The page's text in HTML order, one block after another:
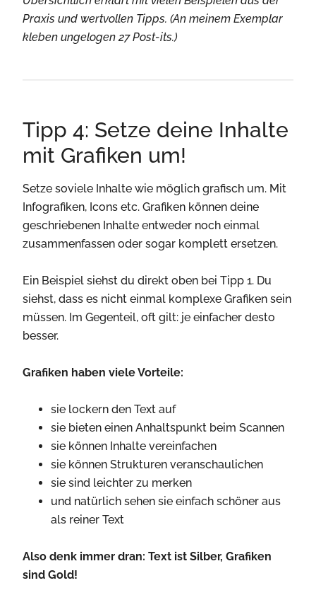
Praxis und wertvollen Tipps. (An meinem Exemplar
kleben ungelogen 27 Post-its.)
Tipp 4: Setze deine Inhalte
mit Grafiken um!
Setze soviele Inhalte wie möglich grafisch um. Mit
Infografiken, Icons etc. Grafiken können deine
geschriebenen Inhalte entweder noch einmal
zusammenfassen oder sogar komplett ersetzen.
Ein Beispiel siehst du direkt oben bei Tipp 1. Du
siehst, dass es nicht einmal komplexe Grafiken sein
müssen. Im Gegenteil, oft gilt: je einfacher desto
besser.
Grafiken haben viele Vorteile:
sie lockern den Text auf
sie bieten einen Anhaltspunkt beim Scannen
sie können Inhalte vereinfachen
sie können Strukturen veranschaulichen
sie sind leichter zu merken
und natürlich sehen sie einfach schöner aus
als reiner Text
Also denk immer dran: Text ist Silber, Grafiken
sind Gold!